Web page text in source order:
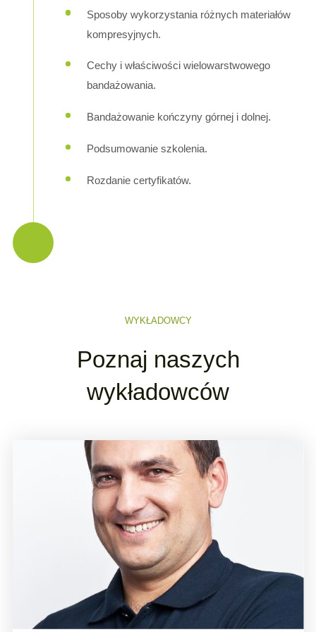
Sposoby wykorzystania różnych materiałów
kompresyjnych.
Cechy i właściwości wielowarstwowego
bandażowania.
Bandażowanie kończyny górnej i dolnej.
Podsumowanie szkolenia.
Rozdanie certyfikatów.
WYKŁADOWCY
Poznaj naszych
wykładowców